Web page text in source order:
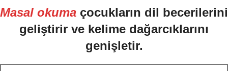
Masal okuma çocukların dil becerilerini
geliştirir ve kelime dağarcıklarını
genişletir.